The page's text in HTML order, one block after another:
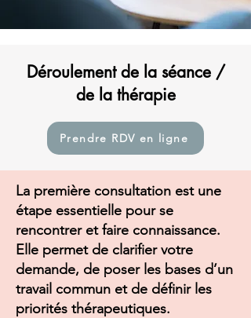
Déroulement de la séance /
de la thérapie
Prendre RDV en ligne
La première consultation est une
étape essentielle pour se
rencontrer et faire connaissance.
Elle permet de clarifier votre
demande, de poser les bases d’un
travail commun et de définir les
priorités thérapeutiques.